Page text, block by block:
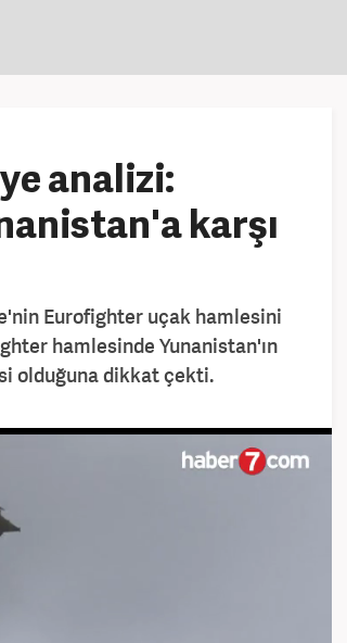
analizi:
karşı
Eurofighter uçak hamlesini
hamlesinde Yunanistan'ın
olduğuna dikkat çekti.